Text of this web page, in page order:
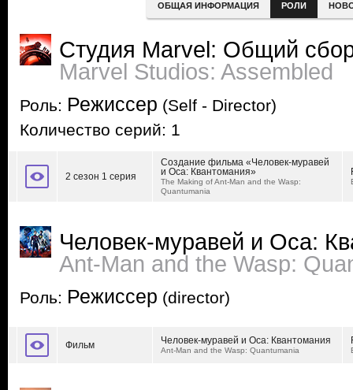
ОБЩАЯ ИНФОРМАЦИЯ РОЛИ
Студия Marvel: Общий
Marvel Studios: Assembled
Роль: Режиссер (Self - Director)
Количество серий: 1
2 сезон 1 серия
Создание фильма «Человек-муравей
и Оса: Квантомания»
The Making of Ant-Man and the Wasp:
Quantumania
Человек-муравей и Оса:
Ant-Man and the Wasp:
Роль: Режиссер (director)
Фильм Человек-муравей и Оса: Квантомания
Ant-Man and the Wasp: Quantumania